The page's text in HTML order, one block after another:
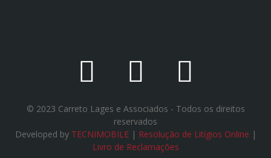
© 2023 Carreto Lages e Associados - Todos os direitos
reservados
Developed by TECNIMOBILE| Resolução de Litígios Online |
Livro de Reclamações